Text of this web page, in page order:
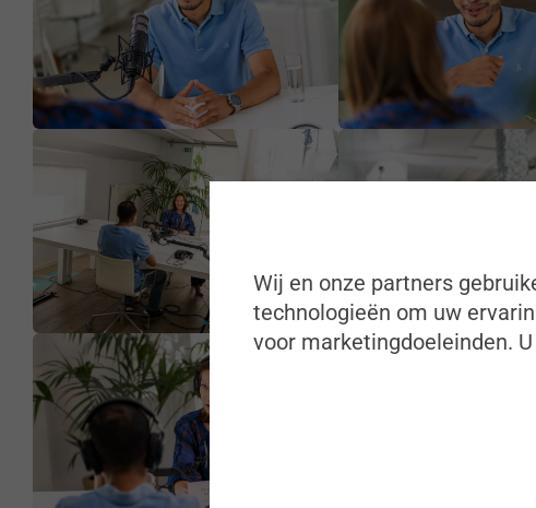
Wij en onze partners
technologieën om uw
voor marketingdoeleinden.